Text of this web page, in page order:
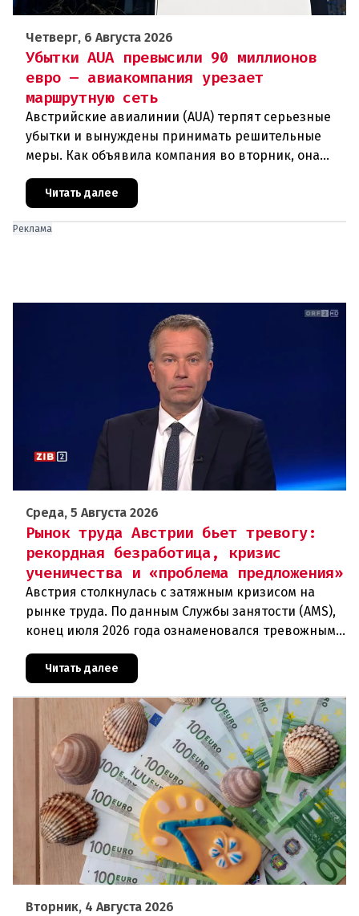
Четверг, 6 Августа 2026
Убытки AUA превысили 90 миллионов
евро — авиакомпания урезает
маршрутную сеть
Австрийские авиалинии (AUA) терпят серьезные
убытки и вынуждены принимать решительные
меры. Как объявила компания во вторник, она
Грац.Причиной столь жесткой экономии
Читать далее
Реклама
Среда, 5 Августа 2026
Рынок труда Австрии бьет тревогу:
рекордная безработица, кризис
ученичества и «проблема предложения»
Австрия столкнулась с затяжным кризисом на
рынке труда. По данным Службы занятости (AMS),
конец июля 2026 года ознаменовался тревожными
зарегистрированы как безрабо
Читать далее
Вторник, 4 Августа 2026